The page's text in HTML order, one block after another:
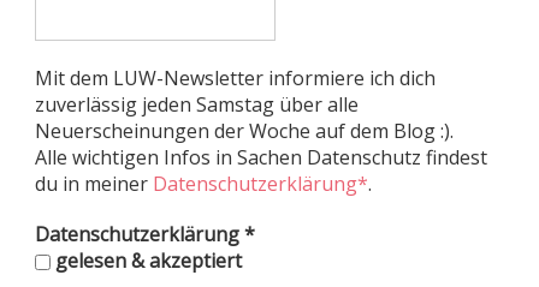
Mit dem LUW-Newsletter informiere ich dich
zuverlässig jeden Samstag über alle
Neuerscheinungen der Woche auf dem Blog :).
Alle wichtigen Infos in Sachen Datenschutz findest
du in meiner Datenschutzerklärung*.
Datenschutzerklärung*
gelesen & akzeptiert